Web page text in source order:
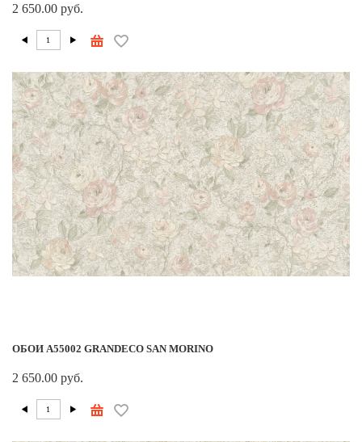
2 650.00 руб.
ОБОИ A55002 GRANDECO SAN MORINO
2 650.00 руб.